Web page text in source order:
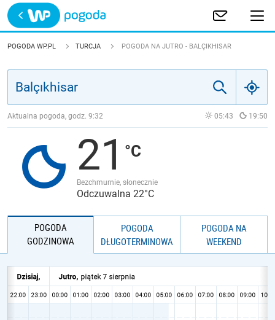
Trwa ładowanie
POLSKA
JAKOŚĆ POWIETRZA
POGODA WP.PL TURCJA POGODA NA JUTRO - BALÇIKHISAR
Aktualna pogoda, godz. 9:32 05:43 19:50
21
Bezchmurnie, słonecznie
Odczuwalna 22°C
POGODA
GODZINOWA
POGODA
DŁUGOTERMINOWA
POGODA NA
WEEKEND